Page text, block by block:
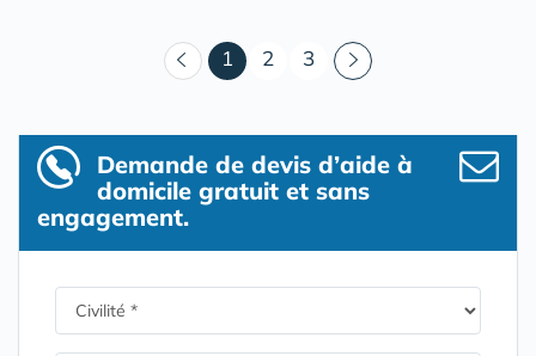
1 (courant)
2 3
Demande de devis d’aide à
domicile gratuit et sans
engagement.